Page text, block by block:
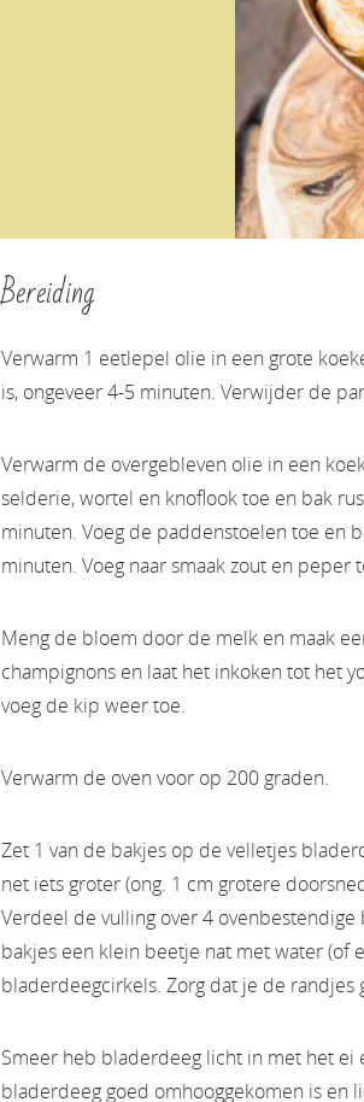
Bereiding
Verwarm 1 eetlepel olie in een grote
is, ongeveer 4-5 minuten. Verwijder de
Verwarm de overgebleven olie in een
selderie, wortel en knoflook toe en bak
minuten. Voeg de paddenstoelen toe en
minuten. Voeg naar smaak zout en peper
Meng de bloem door de melk en maak
champignons en laat het inkoken tot het
voeg de kip weer toe.
Verwarm de oven voor op 200 graden.
Zet 1 van de bakjes op de velletjes
net iets groter (ong. 1 cm grotere
Verdeel de vulling over 4 ovenbestendige
bakjes een klein beetje nat met water (of
bladerdeegcirkels. Zorg dat je de randjes
Smeer heb bladerdeeg licht in met het
bladerdeeg goed omhooggekomen is en